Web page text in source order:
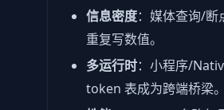
信息密度：媒体查询/
重复写数值。
多运行时：小程序/
token 表成为跨端桥梁。